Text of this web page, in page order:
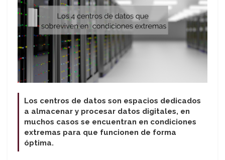
Los centros de datos son espacios dedicados
a almacenar y procesar datos digitales, en
muchos casos se encuentran en condiciones
extremas para que funcionen de forma
óptima.